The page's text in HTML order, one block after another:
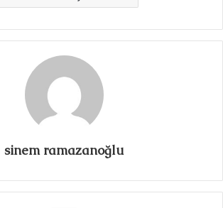
sinem ramazanoğlu